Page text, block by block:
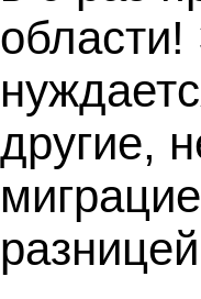
другие,